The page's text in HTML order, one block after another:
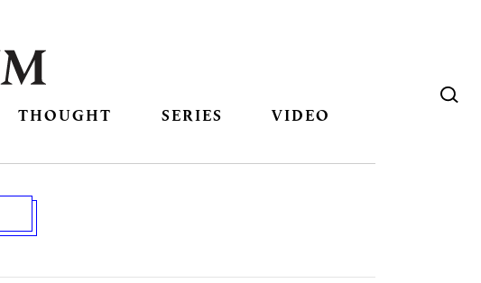
THOUGHT SERIES VIDEO